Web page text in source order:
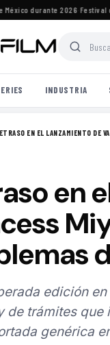
durante 2026·Festival de
INDUSTRIA
EN EL LANZAMIENTO DE
en
edición
de trámites que
genérica